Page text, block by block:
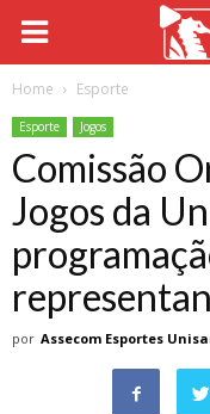
Home Esporte
Esporte Jogos
Comissão
Jogos da
por Assecom Esportes